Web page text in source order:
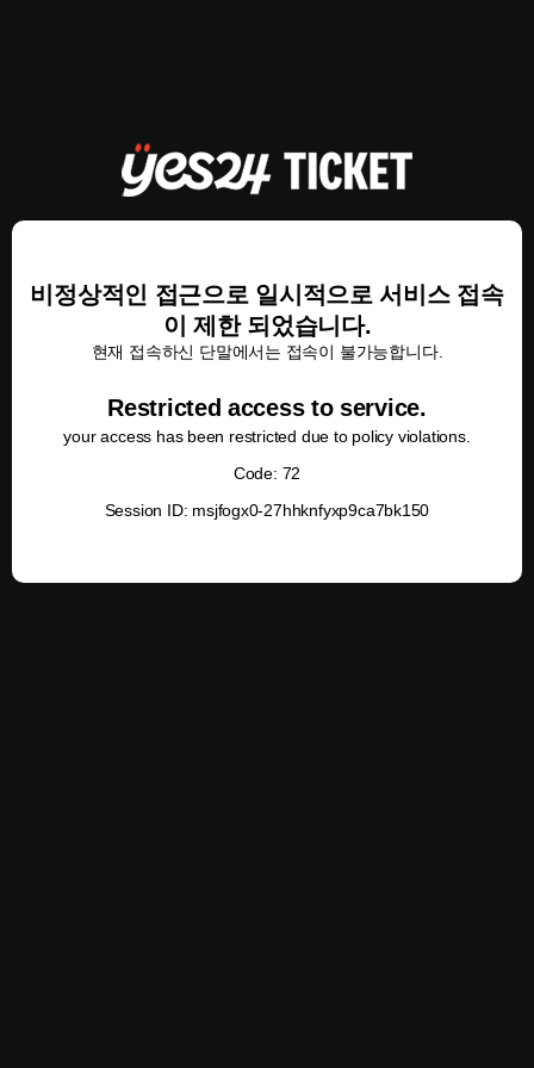
비정상적인 접근으로 일시적으로 서비스 접속
이 제한 되었습니다.
현재 접속하신 단말에서는 접속이 불가능합니다.
Restricted access to service.
your access has been restricted due to policy violations.
Code: 72
Session ID: msjfogx0-27hhknfyxp9ca7bk150